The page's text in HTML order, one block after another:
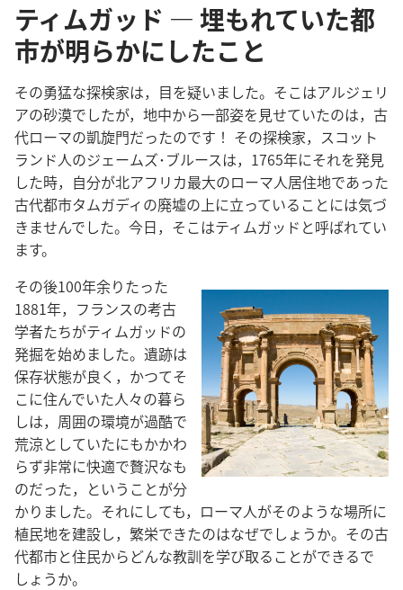
ティムガッド ― 埋もれていた都
市が明らかにしたこと
その勇猛な探検家は，目を疑いました。そこはアルジェリ
アの砂漠でしたが，地中から一部姿を見せていたのは，古
代ローマの凱旋門だったのです！ その探検家，スコット
ランド人のジェームズ･ブルースは，1765年にそれを発見
した時，自分が北アフリカ最大のローマ人居住地であった
古代都市タムガディの廃墟の上に立っていることには気づ
きませんでした。今日，そこはティムガッドと呼ばれてい
ます。
その後100年余りたった
1881年，フランスの考古
学者たちがティムガッドの
発掘を始めました。遺跡は
保存状態が良く，かつてそ
こに住んでいた人々の暮ら
しは，周囲の環境が過酷で
荒涼としていたにもかかわ
らず非常に快適で贅沢なも
のだった，ということが分
かりました。それにしても，ローマ人がそのような場所に
植民地を建設し，繁栄できたのはなぜでしょうか。その古
代都市と住民からどんな教訓を学び取ることができるで
しょうか。